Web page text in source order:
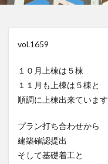
vol.1659
１０月上棟は５棟
１１月も上棟は５棟と
順調に上棟出来ています
プラン打ち合わせから
建築確認提出
そして基礎着工と